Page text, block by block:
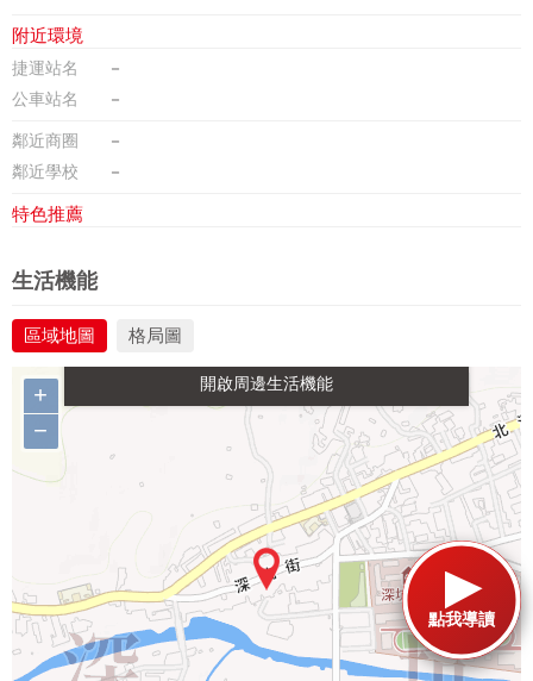
點我導讀
附近環境
捷運站名
－
公車站名
－
鄰近商圈
－
鄰近學校
－
特色推薦
生活機能
區域地圖 格局圖
生活購物
+
−